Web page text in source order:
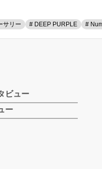
サリー # DEEP PURPLE #
ビュー
ー